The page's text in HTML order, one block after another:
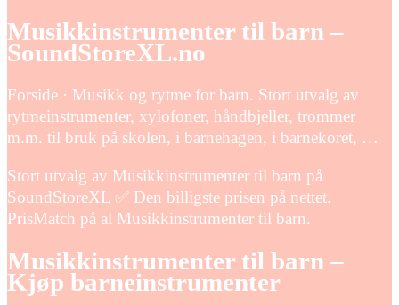
Musikkinstrumenter til barn –
SoundStoreXL.no
Forside · Musikk og rytme for barn. Stort utvalg av
rytmeinstrumenter, xylofoner, håndbjeller, trommer
m.m. til bruk på skolen, i barnehagen, i barnekoret, …
Stort utvalg av Musikkinstrumenter til barn på
SoundStoreXL ✅ Den billigste prisen på nettet.
PrisMatch på al Musikkinstrumenter til barn.
Musikkinstrumenter til barn –
Kjøp barneinstrumenter